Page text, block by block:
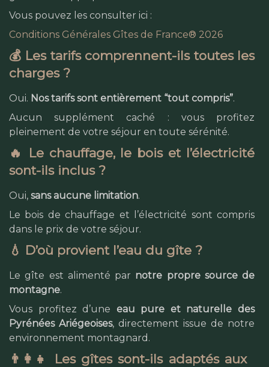
Vous pouvez les consulter ici :
Conditions Générales Gîtes de France® 2026
💰 Les tarifs comprennent-ils toutes les
charges ?
Oui. Nos tarifs sont entièrement “tout compris”.
Aucun supplément caché : vous profitez
pleinement de votre séjour en toute sérénité.
🔥 Le chauffage, le bois et l’électricité
sont-ils inclus ?
Oui, sans aucune limitation.
Le bois de chauffage et l’électricité sont compris
dans le prix de votre séjour.
💧 D’où provient l’eau du gîte ?
Le gîte est alimenté par notre propre source de
montagne.
Vous profitez d’une eau pure et naturelle des
Pyrénées Ariégeoises, directement issue de notre
environnement montagnard.
👨‍👩‍👧 Les gîtes sont-ils adaptés aux